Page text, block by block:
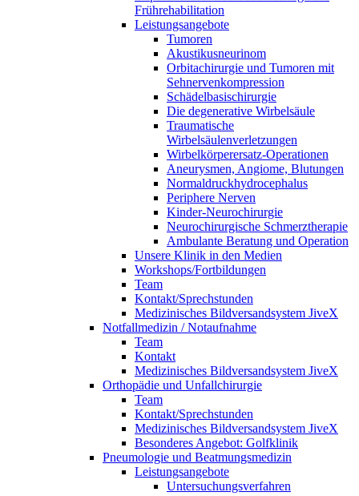
Frührehabilitation
Leistungsangebote
Tumoren
Akustikusneurinom
Orbitachirurgie und Tumoren mit
Sehnervenkompression
Schädelbasischirurgie
Die degenerative Wirbelsäule
Traumatische
Wirbelsäulenverletzungen
Wirbelkörperersatz-Operationen
Aneurysmen, Angiome, Blutungen
Normaldruckhydrocephalus
Periphere Nerven
Kinder-Neurochirurgie
Neurochirurgische Schmerztherapie
Ambulante Beratung und Operation
Unsere Klinik in den Medien
Workshops/Fortbildungen
Team
Kontakt/Sprechstunden
Medizinisches Bildversandsystem JiveX
Notfallmedizin / Notaufnahme
Team
Kontakt
Medizinisches Bildversandsystem JiveX
Orthopädie und Unfallchirurgie
Team
Kontakt/Sprechstunden
Medizinisches Bildversandsystem JiveX
Besonderes Angebot: Golfklinik
Pneumologie und Beatmungsmedizin
Leistungsangebote
Untersuchungsverfahren